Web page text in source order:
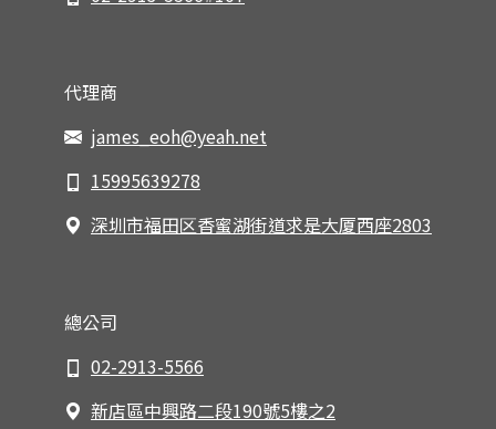
代理商
james_eoh@yeah.net
15995639278
深圳市福田区香蜜湖街道求是大厦西座2803
總公司
02-2913-5566
新店區中興路二段190號5樓之2